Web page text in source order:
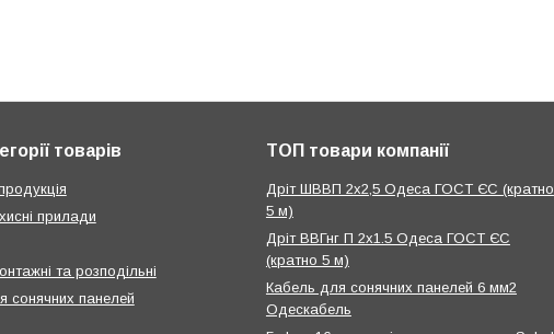
товарів
прилади
та розподільні
сонячних панелей
ТОП товари компанії
Дріт ШВВП 2х2,5 Одеса ГОСТ ЄС (кратно
5 м)
Дріт ВВГнг П 2х1.5 Одеса ГОСТ ЄС
(кратно 5 м)
Кабель для сонячних панелей 6 мм2
Одескабель